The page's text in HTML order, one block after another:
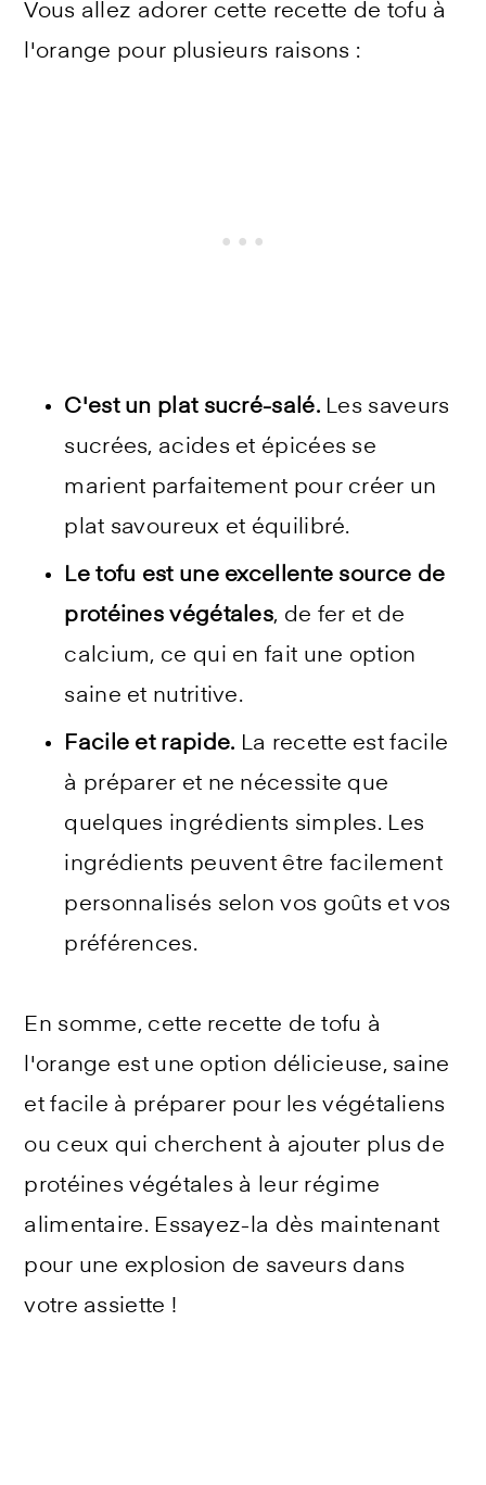
Vous allez adorer cette recette de tofu à
l'orange pour plusieurs raisons :
C'est un plat sucré-salé.Les saveurs
sucrées, acides et épicées se
marient parfaitement pour créer un
plat savoureux et équilibré.
Le tofu est une excellente source de
protéines végétales, de fer et de
calcium, ce qui en fait une option
saine et nutritive.
Facile et rapide. La recette est facile
à préparer et ne nécessite que
quelques ingrédients simples. Les
ingrédients peuvent être facilement
personnalisés selon vos goûts et vos
préférences.
En somme, cette recette de tofu à
l'orange est une option délicieuse, saine
et facile à préparer pour les végétaliens
ou ceux qui cherchent à ajouter plus de
protéines végétales à leur régime
alimentaire. Essayez-la dès maintenant
pour une explosion de saveurs dans
votre assiette !